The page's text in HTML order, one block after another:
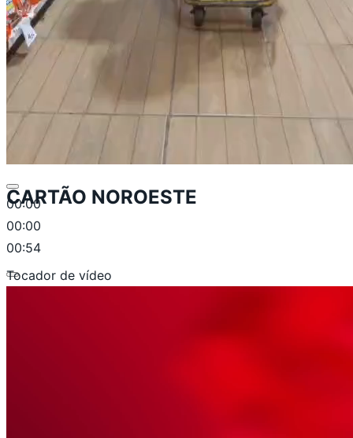
00:00
00:00
00:54
CARTÃO NOROESTE
Tocador de vídeo